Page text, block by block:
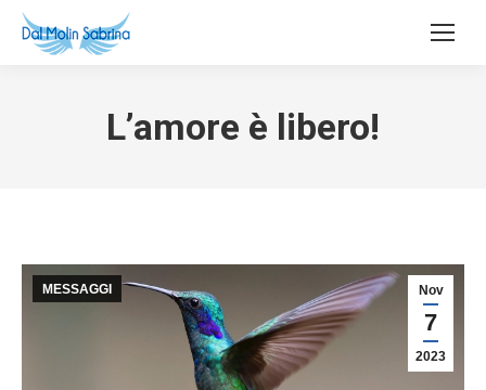
L’amore è libero!
Nov
7
2023
MESSAGGI